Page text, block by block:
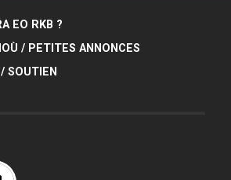
EO RKB ?
/ PETITES ANNONCES
SOUTIEN